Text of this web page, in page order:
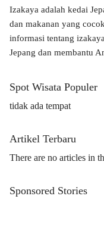
Izakaya adalah kedai
dan makanan yang
informasi tentang
Jepang dan membantu
Spot Wisata Populer
tidak ada tempat
Artikel Terbaru
There are no articles in
Sponsored Stories